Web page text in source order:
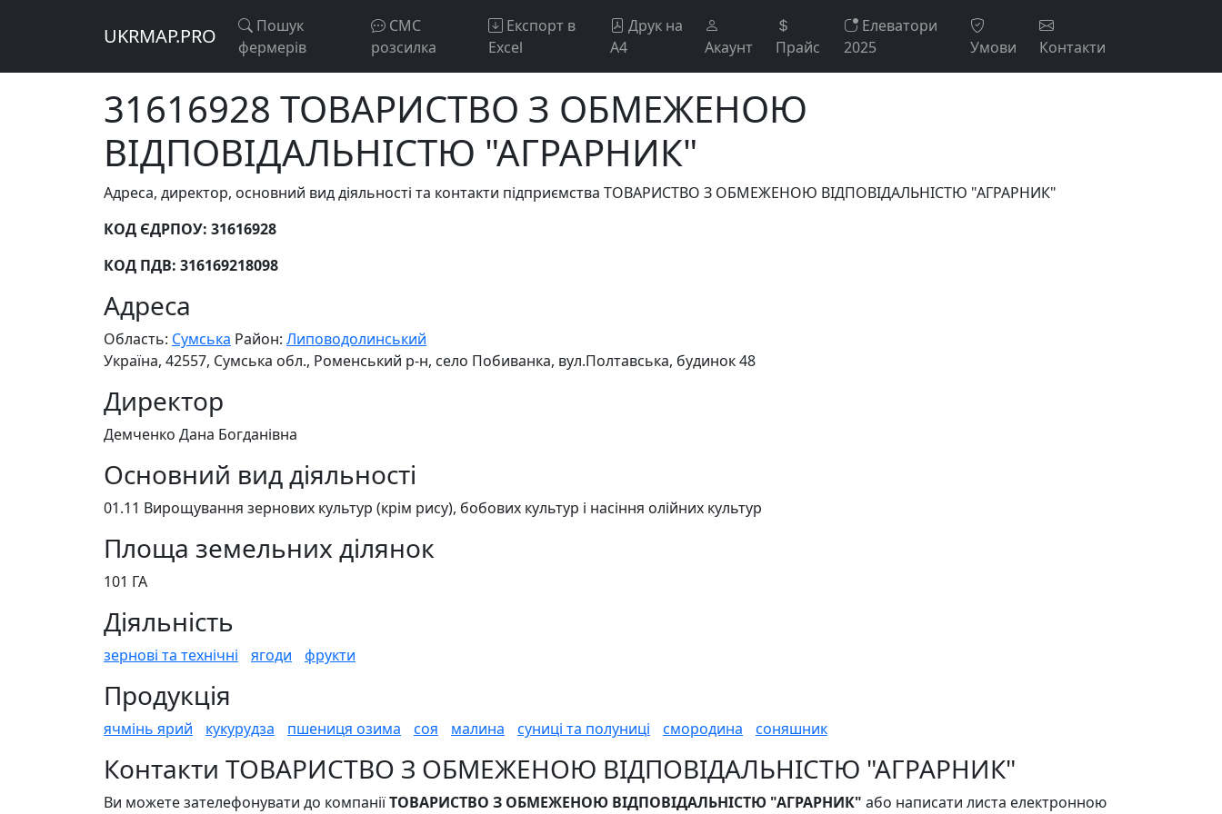
UKRMAP.PRO
Пошук
фермерів
СМС
розсилка
Експорт в
Excel
Друк на
А4
Акаунт Прайс
Елеватори
2025
Умови Контакти
31616928 ТОВАРИСТВО З ОБМЕЖЕНОЮ
ВІДПОВІДАЛЬНІСТЮ "АГРАРНИК"
Адреса, директор, основний вид діяльності та контакти підприємства ТОВАРИСТВО З ОБМЕЖЕНОЮ ВІДПОВІДАЛЬНІСТЮ "АГРАРНИК"
КОД ЄДРПОУ: 31616928
КОД ПДВ: 316169218098
Адреса
Область: Сумська Район: Липоводолинський
Україна, 42557, Сумська обл., Роменський р-н, село Побиванка, вул.Полтавська, будинок 48
Директор
Демченко Дана Богданівна
Основний вид діяльності
01.11 Вирощування зернових культур (крім рису), бобових культур і насіння олійних культур
Площа земельних ділянок
101 ГА
Діяльність
зернові та технічні ягоди фрукти
Продукція
ячмінь ярий кукурудза пшениця озима соя малина суниці та полуниці смородина соняшник
Контакти ТОВАРИСТВО З ОБМЕЖЕНОЮ ВІДПОВІДАЛЬНІСТЮ "АГРАРНИК"
Ви можете зателефонувати до компаніїТОВАРИСТВО З ОБМЕЖЕНОЮ ВІДПОВІДАЛЬНІСТЮ "АГРАРНИК" або написати листа електронною